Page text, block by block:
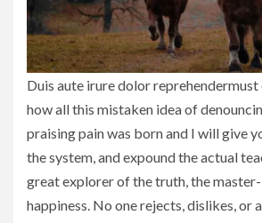
Duis aute irure dolor
how all this mistaken idea of
praising pain was born and I will give
the system, and expound the actual
great explorer of the truth, the
happiness. No one rejects, dislikes, or